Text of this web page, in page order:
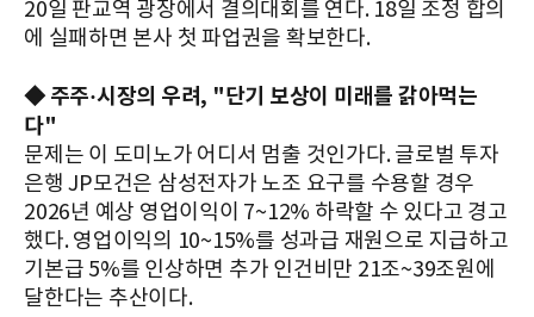
20일 판교역 광장에서 결의대회를 연다. 18일 조정 합의
에 실패하면 본사 첫 파업권을 확보한다.
◆ 주주·시장의 우려, "단기 보상이 미래를 갉아먹는
다"
문제는 이 도미노가 어디서 멈출 것인가다. 글로벌 투자
은행 JP모건은 삼성전자가 노조 요구를 수용할 경우
2026년 예상 영업이익이 7~12% 하락할 수 있다고 경고
했다. 영업이익의 10~15%를 성과급 재원으로 지급하고
기본급 5%를 인상하면 추가 인건비만 21조~39조원에
달한다는 추산이다.